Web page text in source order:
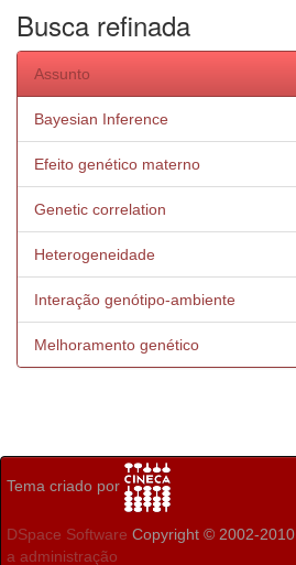
Busca refinada
Assunto
Bayesian Inference
Efeito genético materno
Genetic correlation
Heterogeneidade
Interação genótipo-ambiente
Melhoramento genético
Tema criado por
DSpace Software Copyright © 2002-2010
a administração